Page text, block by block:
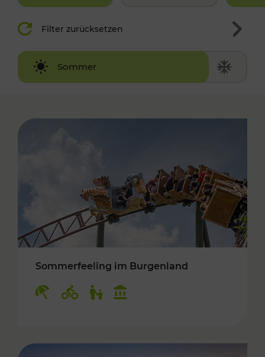
Filter zurücksetzen
Sommer
Winter
Sommerfeeling im Burgenland